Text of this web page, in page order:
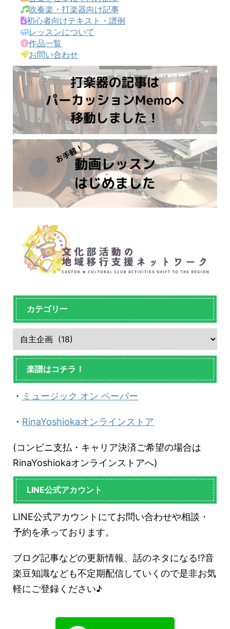
吹奏楽・打楽器向け記事
初心者向けテキスト・譜例
レッスンについて
作品一覧
お問い合わせ
カテゴリー
楽譜はコチラ！
・ ミュージック オン ペーパー
・ RinaYoshiokaオンラインストア
(コンビニ支払・キャリア決済ご希望の場合は
RinaYoshiokaオンラインストアへ)
LINE公式アカウント
LINE公式アカウントにてお問い合わせや相談・
予約を承っております。
ブログ記事などの更新情報、話のネタになる!?音
楽豆知識なども不定期配信していくので是非お気
軽にご登録ください♪